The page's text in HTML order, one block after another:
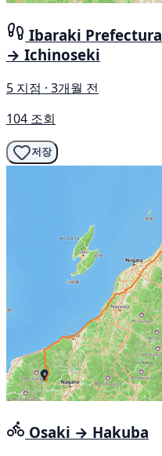
Ibaraki
→ Ichinoseki
5 지점 · 3개월 전
104 조회
저장
Osaki → Hakuba